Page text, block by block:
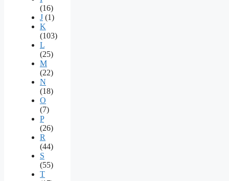
(16)
J (1)
K
(103)
L
(25)
M
(22)
N
(18)
O
(7)
P
(26)
R
(44)
S
(55)
T